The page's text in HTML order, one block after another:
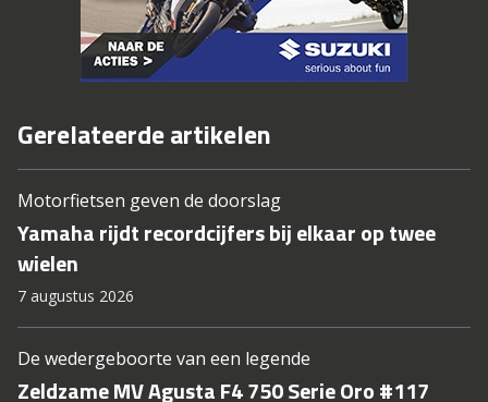
Gerelateerde artikelen
Motorfietsen geven de doorslag
Yamaha rijdt recordcijfers bij elkaar op twee
wielen
7 augustus 2026
De wedergeboorte van een legende
Zeldzame MV Agusta F4 750 Serie Oro #117